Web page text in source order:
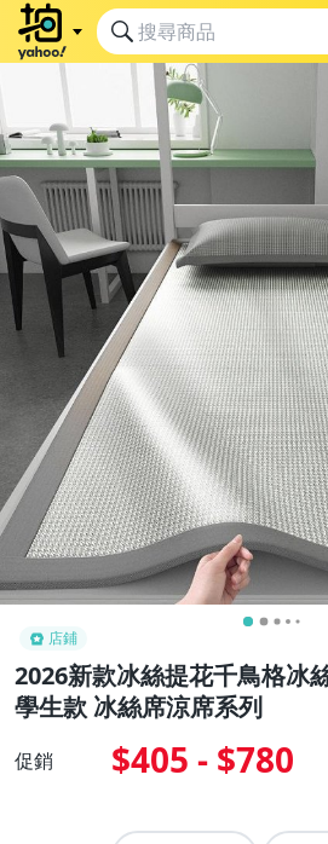
店鋪
2026新款冰絲提花千鳥格冰
學生款 冰絲席涼席系列
促銷 $405 - $780